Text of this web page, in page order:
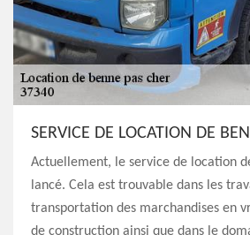
SERVICE DE LOCATION DE
Actuellement, le service de location
lancé. Cela est trouvable dans les
transportation des marchandises en
de construction ainsi que dans le